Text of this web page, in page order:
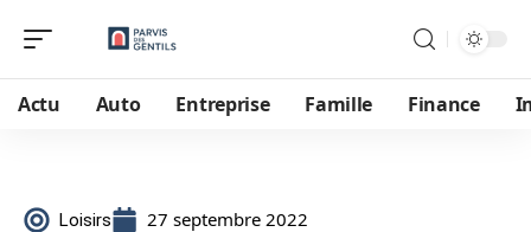
Actu Auto Entreprise Famille Finance
Loisirs 27 septembre 2022